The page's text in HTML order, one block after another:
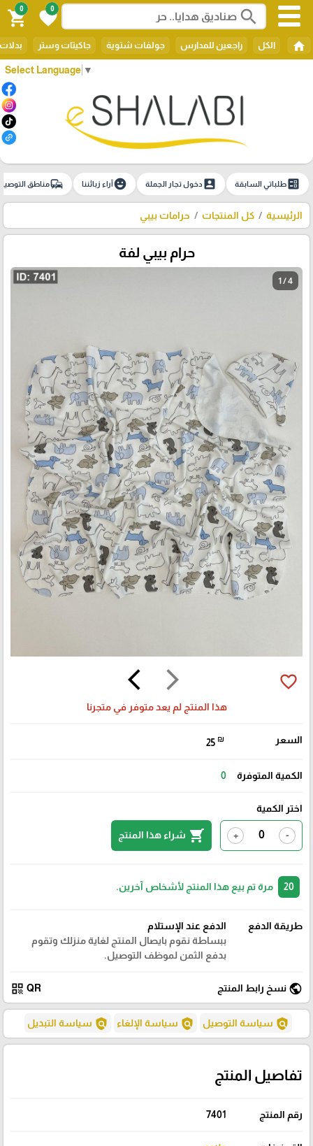
Select Language ▼
search
0
favorite
0
shopping_cart
home الكل راجعين للمدارس جولفات شتوية جاكيتات وستر
ballotطلباتي السابقة account_boxدخول تجار الجملة emoji_emotionsآراء زبائننا commuteمناطق
الرئيسية كل المنتجات حرامات بيبي
حرام بيبي لفة
1 / 4
arrow_forward_ios
arrow_back_ios favorite_border
هذا المنتج لم يعد متوفر في متجرنا
السعر 25 ₪
الكمية المتوفرة 0
اختر الكمية
-
+
shopping_cart شراء هذا المنتج
مرة تم بيع هذا المنتج لأشخاص آخرين.
طريقة الدفع
الدفع عند الإستلام
ببساطة نقوم بايصال المنتج لغاية منزلك وتقوم
بدفع الثمن لموظف التوصيل.
public نسخ رابط المنتج QR
qr_code
policy سياسة التوصيل policy سياسة الإلغاء policy سياسة التبديل
تفاصيل المنتج
رقم المنتج 7401